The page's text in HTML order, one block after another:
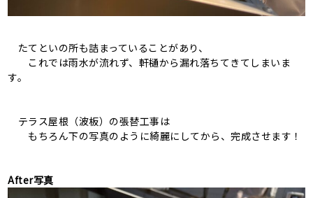
たてといの所も詰まっていることがあり、
これでは雨水が流れず、軒樋から漏れ落ちてきてしまいま
す。
テラス屋根（波板）の張替工事は
もちろん下の写真のように綺麗にしてから、完成させます！
After写真